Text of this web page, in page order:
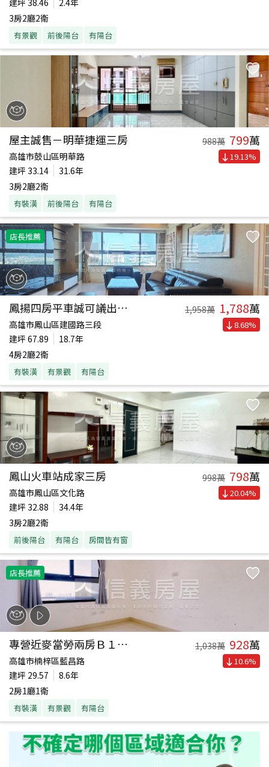
建坪 38.46
2.4年
3房2廳2衛
有景觀 前後陽台 有陽台
屋主誠售－明華捷運三房 988萬 799萬
高雄市鼓山區明華路
建坪 33.14
31.6年
3房2廳2衛
有裝潢 前後陽台 有陽台
19.13%
店長推薦
鳳揚四房平車誠可議出價談 1,958萬 1,788萬
高雄市鳳山區建國路三段
建坪 67.89
18.7年
4房2廳2衛
有裝潢 有景觀 有陽台
8.68%
鳳山火車站成家三房 998萬 798萬
高雄市鳳山區文化路
建坪 32.88
34.4年
3房2廳2衛
前後陽台 有陽台 房間皆有窗
20.04%
店長推薦
專營近麥當勞兩房Ｂ１平車 1,038萬 928萬
高雄市楠梓區藍昌路
建坪 29.57
8.6年
2房1廳1衛
有裝潢 有景觀 有陽台
10.6%